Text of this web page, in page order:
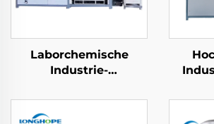
Laborchemische
Industrie-
Destillator
Lösungsmittel-